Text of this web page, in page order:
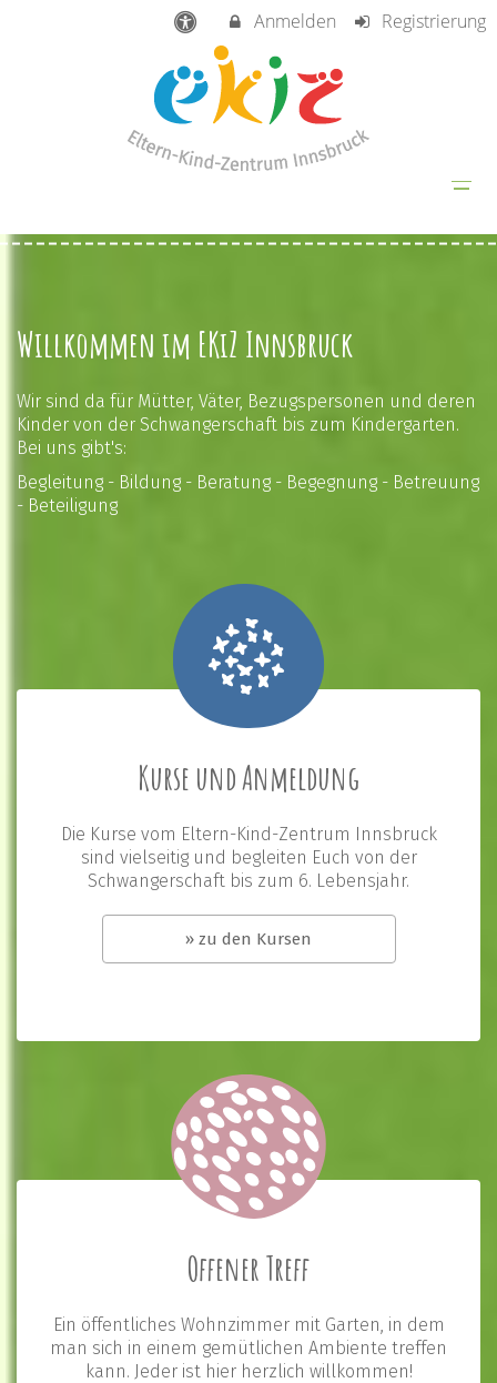
Anmelden Registrierung
Willkommen im EKiZ Innsbruck
Wir sind da für Mütter, Väter, Bezugspersonen und deren
Kinder von der Schwangerschaft bis zum Kindergarten.
Bei uns gibt's:
Begleitung - Bildung - Beratung - Begegnung - Betreuung
- Beteiligung
Kurse und Anmeldung
Die Kurse vom Eltern-Kind-Zentrum Innsbruck
sind vielseitig und begleiten Euch von der
Schwangerschaft bis zum 6. Lebensjahr.
» zu den Kursen
Offener Treff
Ein öffentliches Wohnzimmer mit Garten, in dem
man sich in einem gemütlichen Ambiente treffen
kann. Jeder ist hier herzlich willkommen!